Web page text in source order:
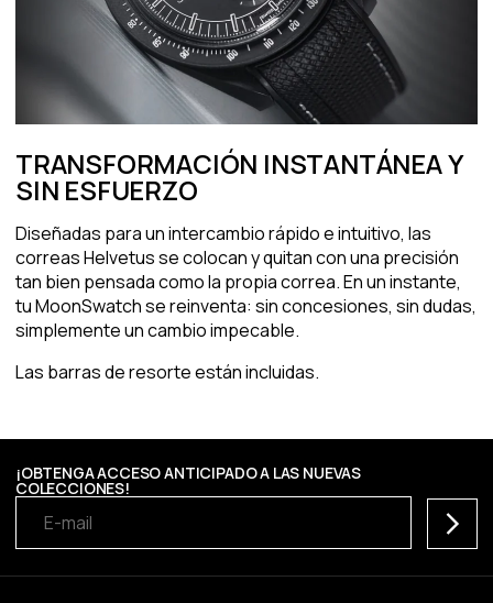
TRANSFORMACIÓN INSTANTÁNEA Y
SIN ESFUERZO
Diseñadas para un intercambio rápido e intuitivo, las
correas Helvetus se colocan y quitan con una precisión
tan bien pensada como la propia correa. En un instante,
tu MoonSwatch se reinventa: sin concesiones, sin dudas,
simplemente un cambio impecable.
Las barras de resorte están incluidas.
¡OBTENGA ACCESO ANTICIPADO A LAS NUEVAS
COLECCIONES!